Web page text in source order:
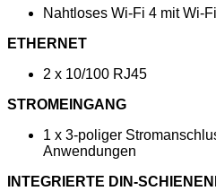
Nahtloses Wi-Fi 4 mit Wi-
ETHERNET
2 x 10/100 RJ45
STROMEINGANG
1 x 3-poliger
Anwendungen
INTEGRIERTE DIN-